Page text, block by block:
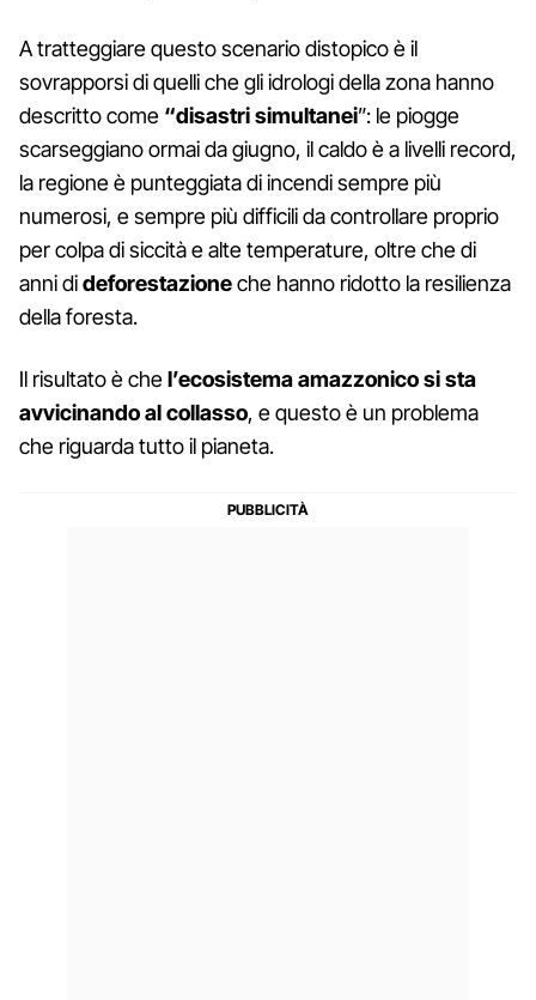
A tratteggiare questo scenario distopico è il
sovrapporsi di quelli che gli idrologi della zona hanno
descritto come “disastri simultanei”: le piogge
scarseggiano ormai da giugno, il caldo è a livelli record,
la regione è punteggiata di incendi sempre più
numerosi, e sempre più difficili da controllare proprio
per colpa di siccità e alte temperature, oltre che di
anni dideforestazioneche hanno ridotto la resilienza
della foresta.
Il risultato è chel’ecosistema amazzonico si sta
avvicinando al collasso, e questo è un problema
che riguarda tutto il pianeta.